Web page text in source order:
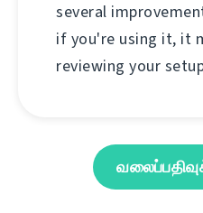
several
if you're using it, it
reviewing your